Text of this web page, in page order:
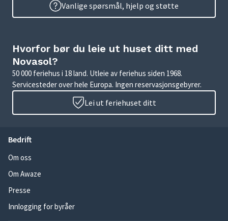
Vanlige spørsmål, hjelp og støtte
Hvorfor bør du leie ut huset ditt med
Novasol?
50 000 feriehus i 18 land. Utleie av feriehus siden 1968.
Servicesteder over hele Europa. Ingen reservasjonsgebyrer.
Lei ut feriehuset ditt
Bedrift
Om oss
Om Awaze
Presse
Innlogging for byråer